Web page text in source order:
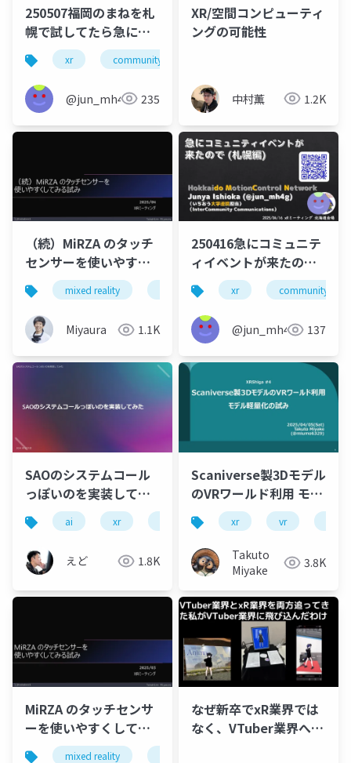
250507福岡のまねを札
幌で試してたら急に機
会が来た話 XRKaigi
Hub in Sapporo編
xr community
@jun_mh4g235
XR/空間コンピューティ
ングの可能性
中村薫 1.2K
（続）MiRZA のタッチ
センサーを使いやすく
してみる試み
mixed reality unity mirza
Miyaura 1.1K
250416急にコミュニテ
ィイベントが来たので
（札幌編）
xr community
@jun_mh4g 137
SAOのシステムコール
っぽいのを実装してみ
た
ai xr
えど 1.8K
Scaniverse製3Dモデル
のVRワールド利用 モデ
ル軽量化の試み
xr vr
Takuto
Miyake
3.8K
MiRZA のタッチセンサ
ーを使いやすくしてみ
る試みmixed reality
なぜ新卒でxR業界では
なく、VTuber業界へ飛